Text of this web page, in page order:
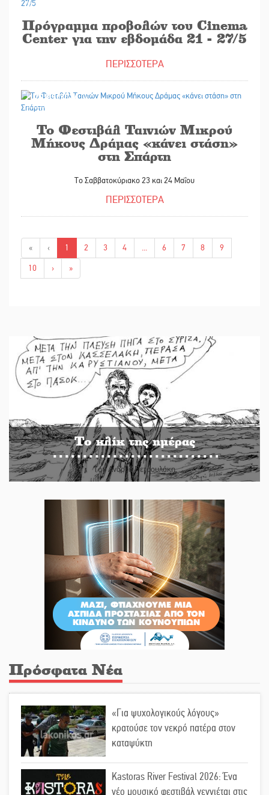
Πρόγραμμα προβολών του Cinema
Center για την εβδομάδα 21 - 27/5
ΠΕΡΙΣΣΟΤΕΡΑ
20/05/2026
Το Φεστιβάλ Ταινιών Μικρού
Μήκους Δράμας «κάνει στάση»
στη Σπάρτη
Το Σαββατοκύριακο 23 και 24 Μαΐου
ΠΕΡΙΣΣΟΤΕΡΑ
« ‹ 1 2 3 4 ... 6 7 8
9
10
› »
Το κλίκ της ημέρας
Του Ανδρέα Πετρουλάκη
Πρόσφατα Νέα
«Για ψυχολογικούς λόγους»
κρατούσε τον νεκρό πατέρα στον
καταψύκτη
Kastoras River Festival 2026: Ένα
νέο μουσικό φεστιβάλ γεννιέται στις